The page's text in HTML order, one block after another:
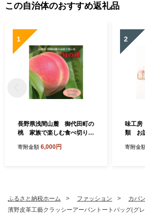
この自治体のおすすめ返礼品
1
長野県浅間山麓 御代田町の
桃 家族で楽しむ食べ切りハ
1】
寄附金額 6,000円
2
味工房
類 お
寄附金
ふるさと納税ホーム ファッション
カバン
濱野皮革工藝クラッシーアーバントートバッグ(グレ